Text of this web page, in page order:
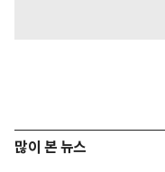
많이 본 뉴스